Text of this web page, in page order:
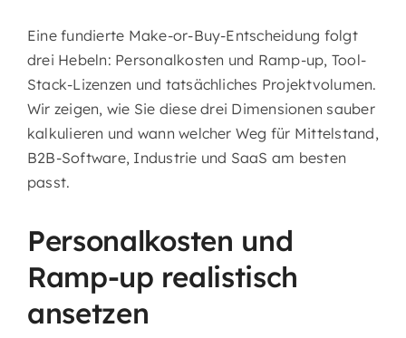
Eine fundierte Make-or-Buy-Entscheidung folgt
drei Hebeln: Personalkosten und Ramp-up, Tool-
Stack-Lizenzen und tatsächliches Projektvolumen.
Wir zeigen, wie Sie diese drei Dimensionen sauber
kalkulieren und wann welcher Weg für Mittelstand,
B2B-Software, Industrie und SaaS am besten
passt.
Personalkosten und
Ramp-up realistisch
ansetzen